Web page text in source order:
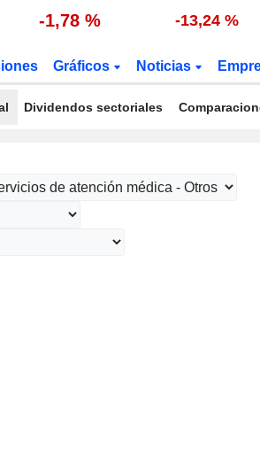
-1,78 % -13,24 %
Gráficos Noticias
Dividendos sectoriales